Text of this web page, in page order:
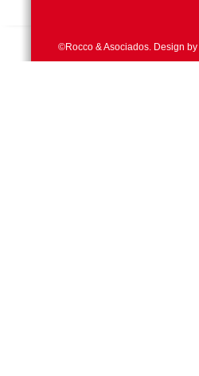
©Rocco & Asociados. Design by